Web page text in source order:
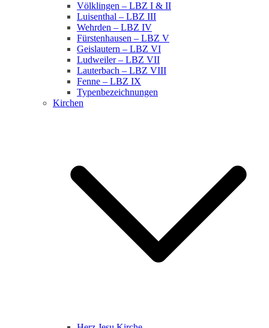
Völklingen – LBZ I & II
Luisenthal – LBZ III
Wehrden – LBZ IV
Fürstenhausen – LBZ V
Geislautern – LBZ VI
Ludweiler – LBZ VII
Lauterbach – LBZ VIII
Fenne – LBZ IX
Typenbezeichnungen
Kirchen